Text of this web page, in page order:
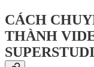
CÁCH
THÀNH